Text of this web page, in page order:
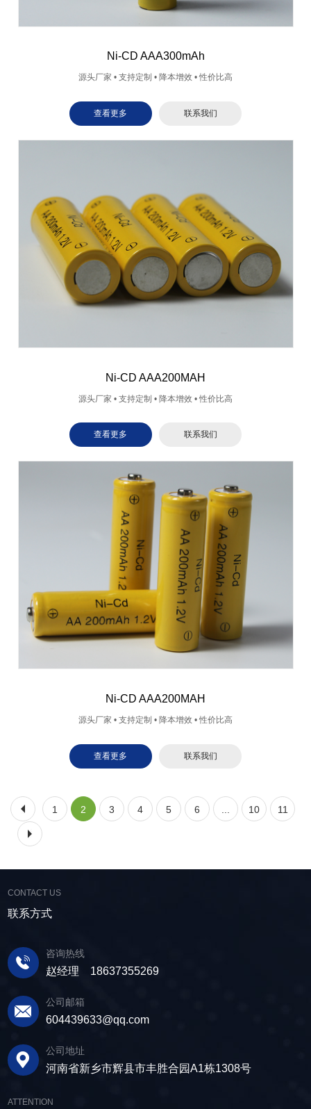
Ni-CD AAA300mAh
源头厂家 • 支持定制 • 降本增效 • 性价比高
查看更多 联系我们
Ni-CD AAA200MAH
源头厂家 • 支持定制 • 降本增效 • 性价比高
查看更多 联系我们
Ni-CD AAA200MAH
源头厂家 • 支持定制 • 降本增效 • 性价比高
查看更多 联系我们
1 2 3 4 5 6 ... 10 11
CONTACT US
联系方式
咨询热线
赵经理 18637355269
公司邮箱
604439633@qq.com
公司地址
河南省新乡市辉县市丰胜合园A1栋1308号
ATTENTION